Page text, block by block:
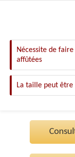
Nécessite de
affûtées
La taille peut